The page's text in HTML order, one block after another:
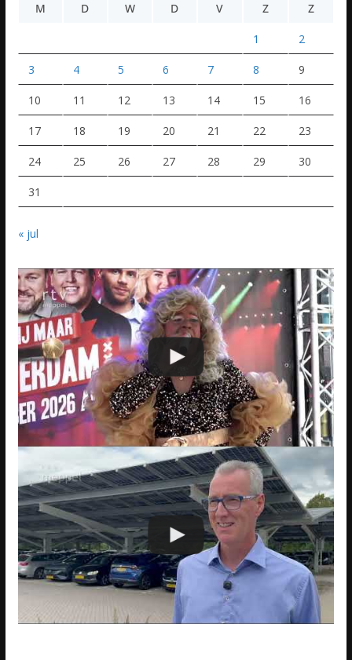
M
D W D V Z Z
1 2
3 4 5 6 7 8 9
10 11 12 13 14 15 16
17 18 19 20 21 22 23
24 25 26 27 28 29 30
31
« jul